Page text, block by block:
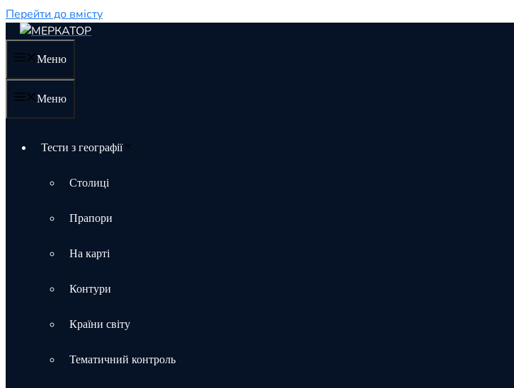
Перейти до вмісту
Меню
Меню
Тести з географії
Столиці
Прапори
На карті
Контури
Країни світу
Тематичний контроль